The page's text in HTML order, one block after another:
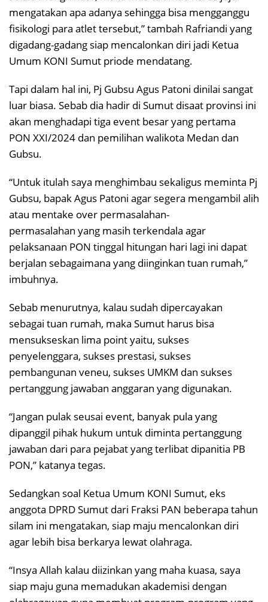
mengatakan apa adanya sehingga bisa mengganggu
fisikologi para atlet tersebut,” tambah Rafriandi yang
digadang-gadang siap mencalonkan diri jadi Ketua
Umum KONI Sumut priode mendatang.
Tapi dalam hal ini, Pj Gubsu Agus Patoni dinilai sangat
luar biasa. Sebab dia hadir di Sumut disaat provinsi ini
akan menghadapi tiga event besar yang pertama
PON XXI/2024 dan pemilihan walikota Medan dan
Gubsu.
“Untuk itulah saya menghimbau sekaligus meminta Pj
Gubsu, bapak Agus Patoni agar segera mengambil alih
atau mentake over permasalahan-
permasalahan yang masih terkendala agar
pelaksanaan PON tinggal hitungan hari lagi ini dapat
berjalan sebagaimana yang diinginkan tuan rumah,”
imbuhnya.
Sebab menurutnya, kalau sudah dipercayakan
sebagai tuan rumah, maka Sumut harus bisa
mensukseskan lima point yaitu, sukses
penyelenggara, sukses prestasi, sukses
pembangunan veneu, sukses UMKM dan sukses
pertanggung jawaban anggaran yang digunakan.
“Jangan pulak seusai event, banyak pula yang
dipanggil pihak hukum untuk diminta pertanggung
jawaban dari para pejabat yang terlibat dipanitia PB
PON,” katanya tegas.
Sedangkan soal Ketua Umum KONI Sumut, eks
anggota DPRD Sumut dari Fraksi PAN beberapa tahun
silam ini mengatakan, siap maju mencalonkan diri
agar lebih bisa berkarya lewat olahraga.
“Insya Allah kalau diizinkan yang maha kuasa, saya
siap maju guna memadukan akademisi dengan